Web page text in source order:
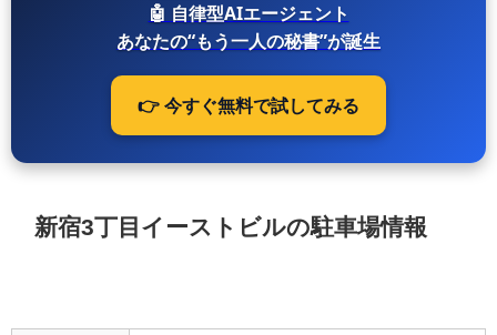
🤖 自律型AIエージェント
あなたの“もう一人の秘書”が誕生
👉 今すぐ無料で試してみる
新宿3丁目イーストビルの駐車場情報